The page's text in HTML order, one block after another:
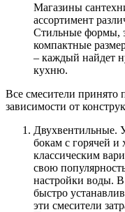
Магазины
ассортимент
Стильные формы,
компактные
– каждый найдет
кухню.
Все смесители принято
зависимости от
Двухвентильные.
бокам с горячей и
классическим
свою
настройки воды.
быстро
эти смесители